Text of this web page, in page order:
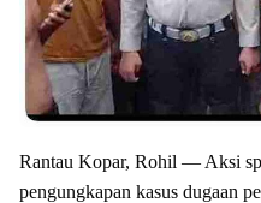
Rantau Kopar, Rohil — Aksi
pengungkapan kasus dugaan